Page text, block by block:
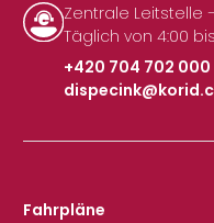
Zentrale Leitstelle
Täglich von 4:00
+420 704 702 000
|
Fahrpläne